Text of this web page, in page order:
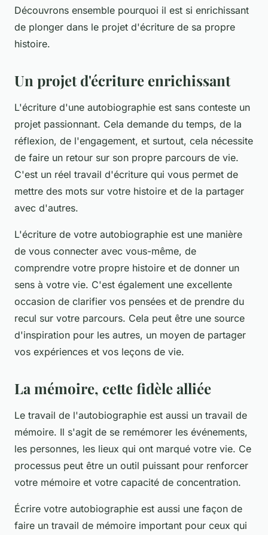
Découvrons ensemble pourquoi il est si enrichissant
de plonger dans le projet d'écriture de sa propre
histoire.
Un projet d'écriture enrichissant
L'écriture d'une autobiographie est sans conteste un
projet passionnant. Cela demande du temps, de la
réflexion, de l'engagement, et surtout, cela nécessite
de faire un retour sur son propre parcours de vie.
C'est un réel travail d'écriture qui vous permet de
mettre des mots sur votre histoire et de la partager
avec d'autres.
L'écriture de votre autobiographie est une manière
de vous connecter avec vous-même, de
comprendre votre propre histoire et de donner un
sens à votre vie. C'est également une excellente
occasion de clarifier vos pensées et de prendre du
recul sur votre parcours. Cela peut être une source
d'inspiration pour les autres, un moyen de partager
vos expériences et vos leçons de vie.
La mémoire, cette fidèle alliée
Le travail de l'autobiographie est aussi un travail de
mémoire. Il s'agit de se remémorer les événements,
les personnes, les lieux qui ont marqué votre vie. Ce
processus peut être un outil puissant pour renforcer
votre mémoire et votre capacité de concentration.
Écrire votre autobiographie est aussi une façon de
faire un travail de mémoire important pour ceux qui